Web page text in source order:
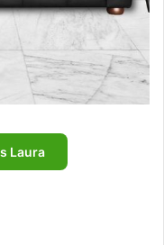
Laura